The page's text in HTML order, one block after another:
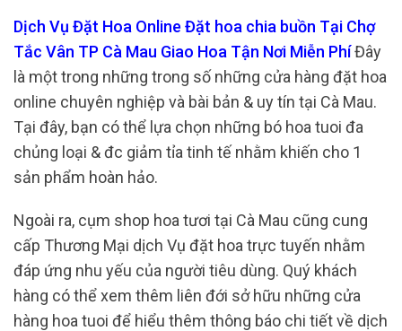
Dịch Vụ Đặt Hoa Online Đặt hoa chia buồn Tại Chợ
Tắc Vân TP Cà Mau Giao Hoa Tận Nơi Miễn PhíĐây
là một trong những trong số những cửa hàng đặt hoa
online chuyên nghiệp và bài bản & uy tín tại Cà Mau.
Tại đây, bạn có thể lựa chọn những bó hoa tuoi đa
chủng loại & đc giảm tỉa tinh tế nhằm khiến cho 1
sản phẩm hoàn hảo.
Ngoài ra, cụm shop hoa tươi tại Cà Mau cũng cung
cấp Thương Mại dịch Vụ đặt hoa trực tuyến nhằm
đáp ứng nhu yếu của người tiêu dùng. Quý khách
hàng có thể xem thêm liên đới sở hữu những cửa
hàng hoa tuoi để hiểu thêm thông báo chi tiết về dịch